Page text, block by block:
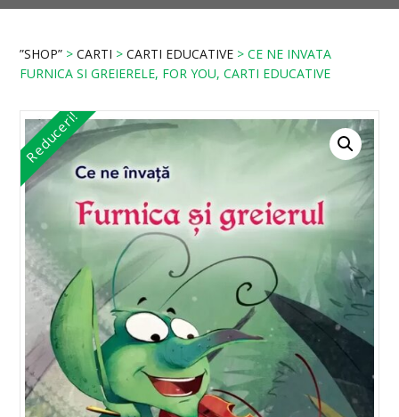
”SHOP” >CARTI >CARTI EDUCATIVE > CE NE INVATA
FURNICA SI GREIERELE, FOR YOU, CARTI EDUCATIVE
Reduceri!